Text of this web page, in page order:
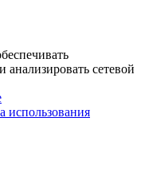
сетевой
использования